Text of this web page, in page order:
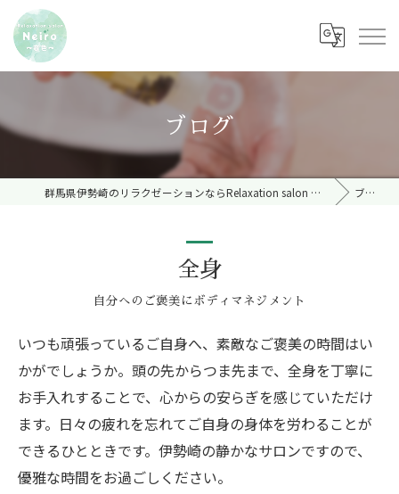
ブログ
群馬県伊勢崎のリラクゼーションならRelaxation salon Neiro～音色～ ブログ
全身
自分へのご褒美にボディマネジメント
いつも頑張っているご自身へ、素敵なご褒美の時間はい
かがでしょうか。頭の先からつま先まで、全身を丁寧に
お手入れすることで、心からの安らぎを感じていただけ
ます。日々の疲れを忘れてご自身の身体を労わることが
できるひとときです。伊勢崎の静かなサロンですので、
優雅な時間をお過ごしください。